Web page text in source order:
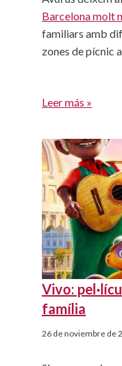
Barcelona molt
familiars amb
zones de pícnic
Leer más »
Vivo:
família
26 de noviembre de